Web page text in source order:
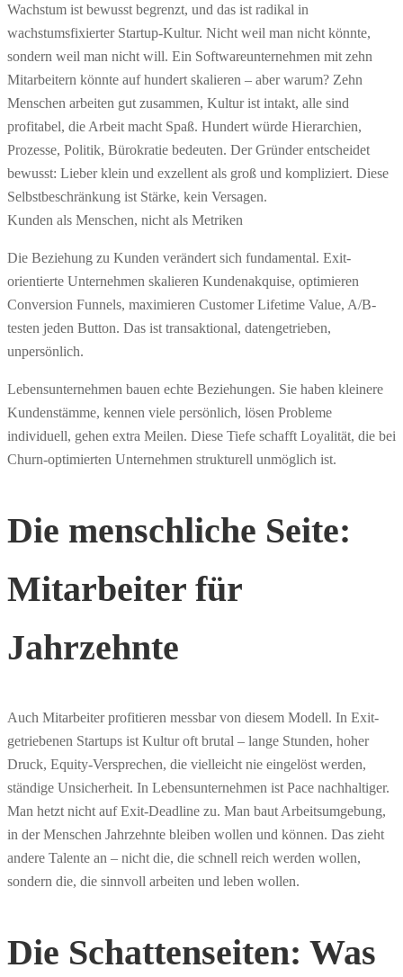
Wachstum ist bewusst begrenzt, und das ist radikal in
wachstumsfixierter Startup-Kultur. Nicht weil man nicht könnte,
sondern weil man nicht will. Ein Softwareunternehmen mit zehn
Mitarbeitern könnte auf hundert skalieren – aber warum? Zehn
Menschen arbeiten gut zusammen, Kultur ist intakt, alle sind
profitabel, die Arbeit macht Spaß. Hundert würde Hierarchien,
Prozesse, Politik, Bürokratie bedeuten. Der Gründer entscheidet
bewusst: Lieber klein und exzellent als groß und kompliziert. Diese
Selbstbeschränkung ist Stärke, kein Versagen.
Kunden als Menschen, nicht als Metriken
Die Beziehung zu Kunden verändert sich fundamental. Exit-
orientierte Unternehmen skalieren Kundenakquise, optimieren
Conversion Funnels, maximieren Customer Lifetime Value, A/B-
testen jeden Button. Das ist transaktional, datengetrieben,
unpersönlich.
Lebensunternehmen bauen echte Beziehungen. Sie haben kleinere
Kundenstämme, kennen viele persönlich, lösen Probleme
individuell, gehen extra Meilen. Diese Tiefe schafft Loyalität, die bei
Churn-optimierten Unternehmen strukturell unmöglich ist.
Die menschliche Seite:
Mitarbeiter für
Jahrzehnte
Auch Mitarbeiter profitieren messbar von diesem Modell. In Exit-
getriebenen Startups ist Kultur oft brutal – lange Stunden, hoher
Druck, Equity-Versprechen, die vielleicht nie eingelöst werden,
ständige Unsicherheit. In Lebensunternehmen ist Pace nachhaltiger.
Man hetzt nicht auf Exit-Deadline zu. Man baut Arbeitsumgebung,
in der Menschen Jahrzehnte bleiben wollen und können. Das zieht
andere Talente an – nicht die, die schnell reich werden wollen,
sondern die, die sinnvoll arbeiten und leben wollen.
Die Schattenseiten: Was